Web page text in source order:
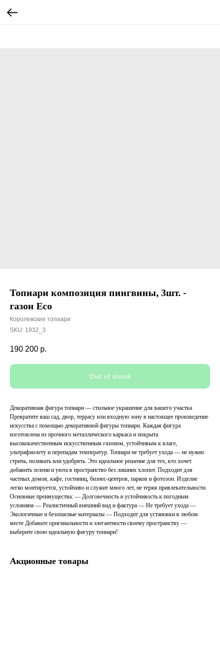
Топиари композиция пингвины, 3шт. -
газон Eco
Королевские топиари
SKU: 1932_3
190 200 р.
Out of stock
Декоративная фигура топиари — стильное украшение для вашего участка
Превратите ваш сад, двор, террасу или входную зону в настоящее произведение
искусства с помощью декоративной фигуры топиари. Каждая фигура
изготовлена из прочного металлического каркаса и покрыта
высококачественным искусственным газоном, устойчивым к влаге,
ультрафиолету и перепадам температур. Топиари не требует ухода — не нужно
стричь, поливать или удобрять. Это идеальное решение для тех, кто хочет
добавить зелени и уюта в пространство без лишних хлопот. Подходит для
частных домов, кафе, гостиниц, бизнес-центров, парков и фотозон. Изделие
легко монтируется, устойчиво и служит много лет, не теряя привлекательности.
Основные преимущества: — Долговечность и устойчивость к погодным
условиям — Реалистичный внешний вид и фактура — Не требует ухода —
Экологичные и безопасные материалы — Подходит для установки в любом
месте Добавьте оригинальности и элегантности своему пространству —
выберите свою идеальную фигуру топиари!
Акционные товары